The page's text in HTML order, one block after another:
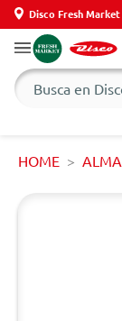
Disco Fresh
HOME